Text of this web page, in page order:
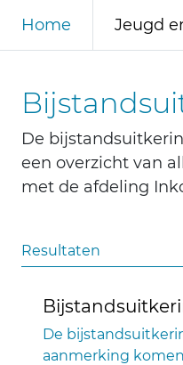
Home Jeugd
De
een overzicht van
met de afdeling
Resultaten
De
aanmerking